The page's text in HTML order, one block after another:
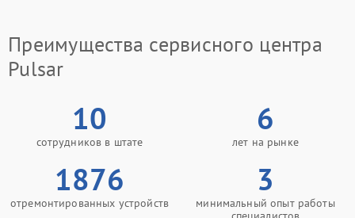
Преимущества сервисного центра
Pulsar
10
сотрудников в штате
6
лет на рынке
1876
отремонтированных устройств
3
минимальный опыт работы